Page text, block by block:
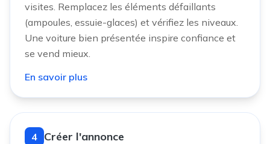
visites. Remplacez les éléments défaillants
(ampoules, essuie-glaces) et vérifiez les niveaux.
Une voiture bien présentée inspire confiance et
se vend mieux.
En savoir plus
4 Créer l'annonce